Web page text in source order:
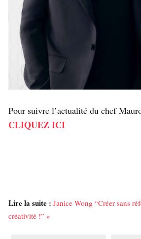
Pour suivre l’actualité du chef
CLIQUEZ ICI
Lire la suite : Janice Wong “Créer sans
créativité !” »